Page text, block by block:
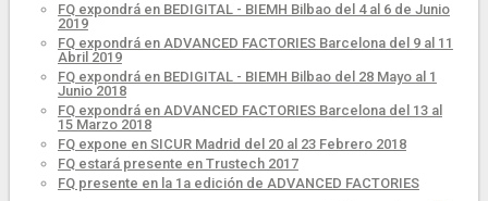
FQ expondrá en BEDIGITAL - BIEMH Bilbao del 4 al 6 de Junio
2019
FQ expondrá en ADVANCED FACTORIES Barcelona del 9 al 11
Abril 2019
FQ expondrá en BEDIGITAL - BIEMH Bilbao del 28 Mayo al 1
Junio 2018
FQ expondrá en ADVANCED FACTORIES Barcelona del 13 al
15 Marzo 2018
FQ expone en SICUR Madrid del 20 al 23 Febrero 2018
FQ estará presente en Trustech 2017
FQ presente en la 1a edición de ADVANCED FACTORIES